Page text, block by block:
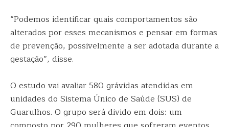
“Podemos identificar quais comportamentos são
alterados por esses mecanismos e pensar em formas
de prevenção, possivelmente a ser adotada durante a
gestação”, disse.
O estudo vai avaliar 580 grávidas atendidas em
unidades do Sistema Único de Saúde (SUS) de
Guarulhos. O grupo será divido em dois: um